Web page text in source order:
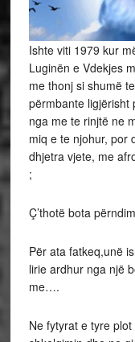
Ishte viti 1979 kur
Luginën e Vdekjes
me thonj si shumë
përmbante
nga me te rinjtë ne
miq e te njohur, por
dhjetra vjete, me
;
Ç’thotë bota
Për ata fatkeq,unë
lirie ardhur nga një
me….
Ne fytyrat e tyre